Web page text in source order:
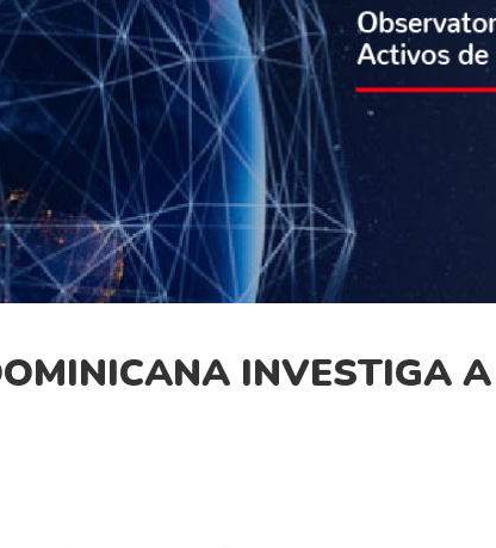
INVESTIGA